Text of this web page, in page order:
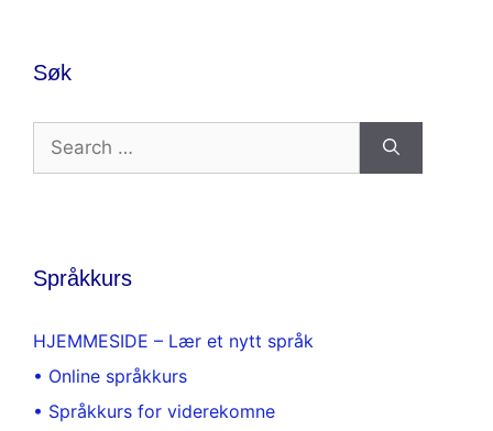
Søk
for:
Språkkurs
HJEMMESIDE – Lær et nytt språk
• Online språkkurs
• Språkkurs for viderekomne